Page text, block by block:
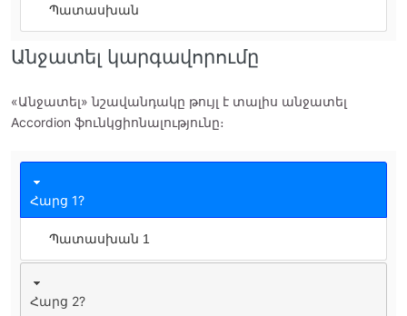
Պատասխան
Անջատել կարգավորումը
«Անջատել» նշավանդակը թույլ է տալիս անջատել
Accordion ֆունկցիոնալությունը։
Հարց 1?
Պատասխան 1
Հարց 2?